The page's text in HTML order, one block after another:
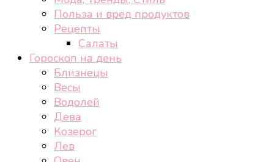
Польза и вред продуктов
Рецепты
Салаты
Гороскоп на день
Близнецы
Весы
Водолей
Дева
Козерог
Лев